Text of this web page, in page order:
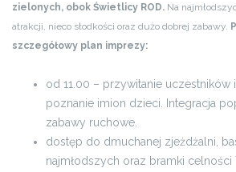
zielonych, obok Świetlicy ROD. Na
atrakcji, nieco słodkości oraz dużo dobrej zabawy.
szczegółowy plan imprezy:
od 11.00 – przywitanie uczestników
poznanie imion dzieci. Integracja
zabawy ruchowe.
dostęp do dmuchanej zjeżdżalni,
najmłodszych oraz bramki celności